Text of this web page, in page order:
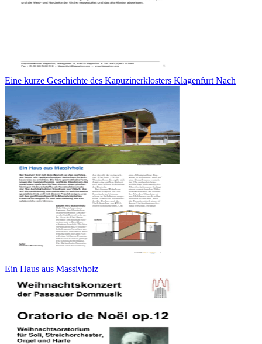
Eine kurze Geschichte des Kapuzinerklosters Klagenfurt Nach
Ein Haus aus Massivholz